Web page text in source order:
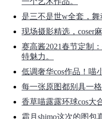
是三不是世w全套，
现场摄影精选，coser
赛高酱2021春节定制
特魅力。
低调奢华cos作品！喵
每一张原图都别具一
香草喵露露环球cos大
霜月shimo这次的图包